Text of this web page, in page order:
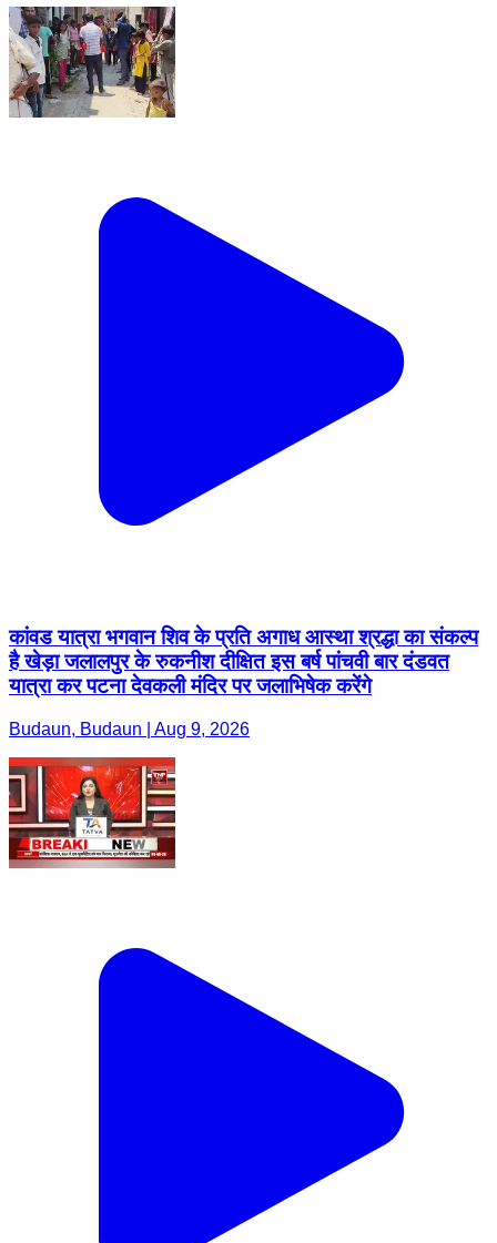
कांवड यात्रा भगवान शिव के प्रति अगाध आस्था श्रद्धा का संकल्प
है खेड़ा जलालपुर के रुकनीश दीक्षित इस बर्ष पांचवी बार दंडवत
यात्रा कर पटना देवकली मंदिर पर जलाभिषेक करेंगे
Budaun, Budaun | Aug 9, 2026